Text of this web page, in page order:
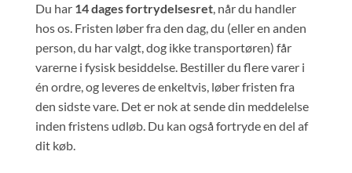
Du har 14 dages fortrydelsesret, når du handler
hos os. Fristen løber fra den dag, du (eller en anden
person, du har valgt, dog ikke transportøren) får
varerne i fysisk besiddelse. Bestiller du flere varer i
én ordre, og leveres de enkeltvis, løber fristen fra
den sidste vare. Det er nok at sende din meddelelse
inden fristens udløb. Du kan også fortryde en del af
dit køb.